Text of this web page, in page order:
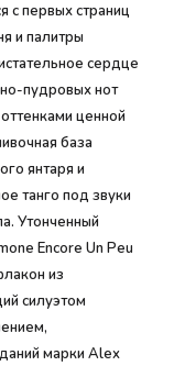
с первых страниц
и палитры
сердце
пудровых нот
ценной
база
янтаря и
танго под звуки
Утонченный
Encore Un Peu
из
силуэтом
марки Alex